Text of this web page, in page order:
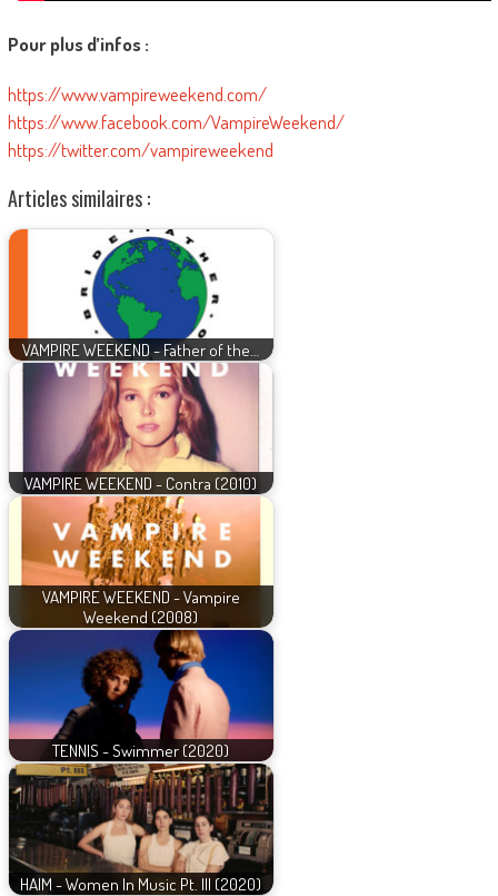
Pour plus d’infos :
https://www.vampireweekend.com/
https://www.facebook.com/VampireWeekend/
https://twitter.com/vampireweekend
Articles similaires :
VAMPIRE WEEKEND - Father of the…
VAMPIRE WEEKEND - Contra (2010)
VAMPIRE WEEKEND - Vampire
Weekend (2008)
TENNIS - Swimmer (2020)
HAIM - Women In Music Pt. III (2020)